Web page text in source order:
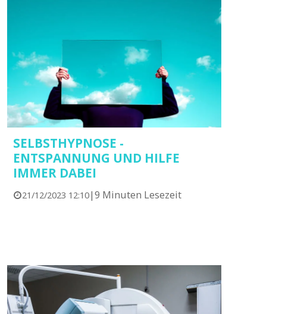
SELBSTHYPNOSE -
ENTSPANNUNG UND HILFE
IMMER DABEI
21/12/2023 12:10|9 Minuten Lesezeit